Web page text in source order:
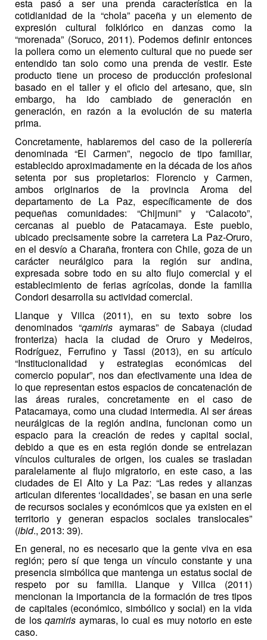
esta pasó a ser una prenda característica en la
cotidianidad de la “chola” paceña y un elemento de
expresión cultural folklórico en danzas como la
“morenada” (Soruco, 2011). Podemos definir entonces
la pollera como un elemento cultural que no puede ser
entendido tan solo como una prenda de vestir. Este
producto tiene un proceso de producción profesional
basado en el taller y el oficio del artesano, que, sin
embargo, ha ido cambiado de generación en
generación, en razón a la evolución de su materia
prima.
Concretamente, hablaremos del caso de la pollerería
denominada “El Carmen”, negocio de tipo familiar,
establecido aproximadamente en la década de los años
setenta por sus propietarios: Florencio y Carmen,
ambos originarios de la provincia Aroma del
departamento de La Paz, específicamente de dos
pequeñas comunidades: “Chijmuni” y “Calacoto”,
cercanas al pueblo de Patacamaya. Este pueblo,
ubicado precisamente sobre la carretera La Paz-Oruro,
en el desvío a Charaña, frontera con Chile, goza de un
carácter neurálgico para la región sur andina,
expresada sobre todo en su alto flujo comercial y el
establecimiento de ferias agrícolas, donde la familia
Condori desarrolla su actividad comercial.
Llanque y Villca (2011), en su texto sobre los
denominados “qamiris aymaras” de Sabaya (ciudad
fronteriza) hacia la ciudad de Oruro y Medeiros,
Rodríguez, Ferrufino y Tassi (2013), en su artículo
“Institucionalidad y estrategias económicas del
comercio popular”, nos dan efectivamente una idea de
lo que representan estos espacios de concatenación de
las áreas rurales, concretamente en el caso de
Patacamaya, como una ciudad intermedia. Al ser áreas
neurálgicas de la región andina, funcionan como un
espacio para la creación de redes y capital social,
debido a que es en esta región donde se entrelazan
vínculos culturales de origen, los cuales se trasladan
paralelamente al flujo migratorio, en este caso, a las
ciudades de El Alto y La Paz: “Las redes y alianzas
articulan diferentes ‘localidades’, se basan en una serie
de recursos sociales y económicos que ya existen en el
territorio y generan espacios sociales translocales”
(ibid., 2013: 39).
En general, no es necesario que la gente viva en esa
región; pero sí que tenga un vínculo constante y una
presencia simbólica que mantenga un estatus social de
respeto por su familia. Llanque y Villca (2011)
mencionan la importancia de la formación de tres tipos
de capitales (económico, simbólico y social) en la vida
de los qamiris aymaras, lo cual es muy notorio en este
caso.